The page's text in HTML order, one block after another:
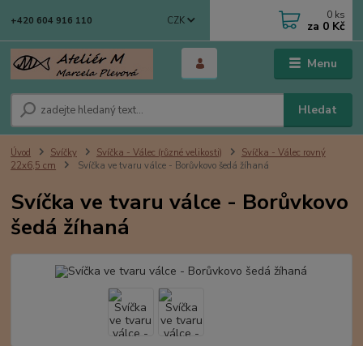
Menu
CZK
Hledat
+420 604 916 110 0 ks
za 0 Kč
Úvod Svíčky Svíčka - Válec (různé velikosti)
Svíčka - Válec rovný
22x6,5 cm
Svíčka ve tvaru válce - Borůvkovo šedá žíhaná
Svíčka ve tvaru válce - Borůvkovo
šedá žíhaná